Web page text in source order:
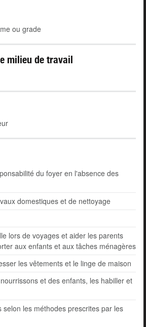
ou grade
milieu de travail
du foyer en l'absence des
domestiques et de nettoyage
lors de voyages et aider les parents
aux enfants et aux tâches ménagères
les vêtements et le linge de maison
et des enfants, les habiller et
selon les méthodes prescrites par les